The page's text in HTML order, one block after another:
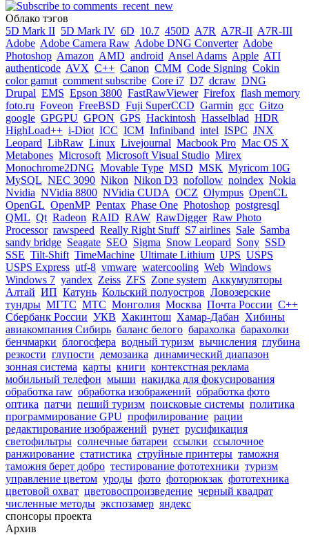
Облако тэгов
5D Mark II 5D Mark IV 6D 10.7 450D A7R A7R-II A7R-III
Adobe Adobe Camera Raw Adobe DNG Converter Adobe
Photoshop Amazon AMD android Ansel Adams Apple ATI
authenticode AVX C++ Canon CMM Code Signing Cokin
color gamut comment subscribe Core i7 D7 dcraw DNG
Drupal EMS Epson 3800 FastRawViewer Firefox flash memory
foto.ru Foveon FreeBSD Fuji SuperCCD Garmin gcc Gitzo
google GPGPU GPON GPS Hackintosh Hasselblad HDR
HighLoad++ i-Diot ICC ICM Infiniband intel ISPC JNX
Leopard LibRaw Linux Livejournal Macbook Pro Mac OS X
Metabones Microsoft Microsoft Visual Studio Mirex
Monochrome2DNG Movable Type MSD MSK Myricom 10G
MySQL NEC 3090 Nikon Nikon D3 nofollow noindex Nokia
Nvidia NVidia 8800 NVidia CUDA OCZ Olympus OpenCL
OpenGL OpenMP Pentax Phase One Photoshop postgresql
QML Qt Radeon RAID RAW RawDigger Raw Photo
Processor rawspeed Really Right Stuff S7 airlines Sale Samba
sandy bridge Seagate SEO Sigma Snow Leopard Sony SSD
SSE Tilt-Shift TimeMachine Ultimate Lithium UPS USPS
USPS Express utf-8 vmware watercooling Web Windows
Windows 7 yandex Zeiss ZFS Zone system Аккумуляторы
Алтай ИП Катунь Кольский полуостров Ловозерские
тундры МГТС МТС Монголия Москва Почта России С++
Сбербанк России УКВ Хакинтош Хамар-Дабан Хибины
авиакомпания Сибирь баланс белого барахолка барахолки
бенчмарки блогосфера водный туризм вычисления глубина
резкости глупости демозаика динамический диапазон
зонная система карты книги контекстная реклама
мобильный телефон мыши накидка для фокусирования
обработка raw обработка изображений обработка фото
оптика патчи пеший туризм поисковые системы политика
программирование GPU профилирование рации
редактирование изображений рунет русификация
светофильтры солнечные батареи ссылки ссылочное
ранжирование статистика струйные принтеры таможня
таможня берет добро тестирование фототехники туризм
управление цветом уроды фото фоторюкзак фототехника
цветовой охват цветовоспроизведение черный квадрат
численные методы экспозамер яндекс
спонсоры проекта
Архив